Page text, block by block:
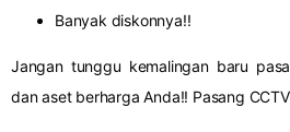
Banyak diskonnya!!
Jangan tunggu kemalingan baru
dan aset berharga Anda!! Pasang